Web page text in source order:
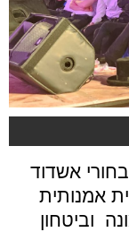
בחורי אשדוד
אמנותית
וביטחון